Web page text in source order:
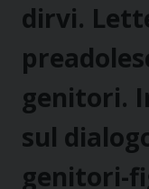
dirvi.
genitori.
sul
genitori-